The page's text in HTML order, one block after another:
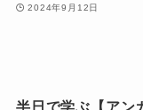
2024年9月12日
半日で学ぶ【アン